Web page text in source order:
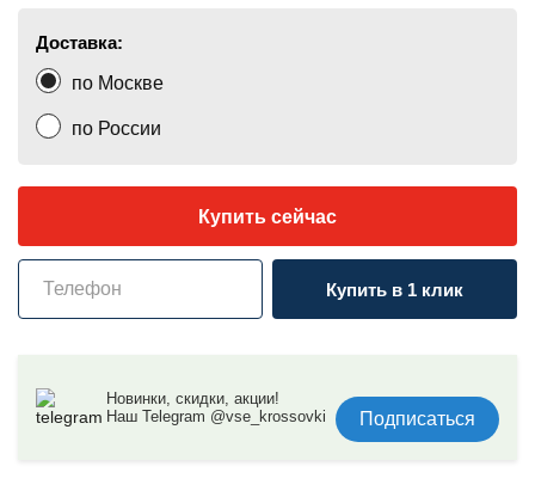
Доставка:
по Москве
по России
Купить сейчас
Купить в 1 клик
Новинки, скидки, акции!
Наш Telegram @vse_krossovki
Подписаться